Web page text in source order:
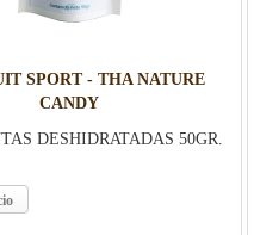
SPORT - THA NATURE
CANDY
DESHIDRATADAS 50GR.